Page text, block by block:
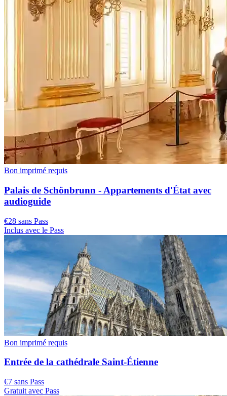
Bon imprimé requis
Palais de Schönbrunn - Appartements d'État avec
audioguide
€28 sans Pass
Inclus avec le Pass
Bon imprimé requis
Entrée de la cathédrale Saint-Étienne
€7 sans Pass
Gratuit avec Pass